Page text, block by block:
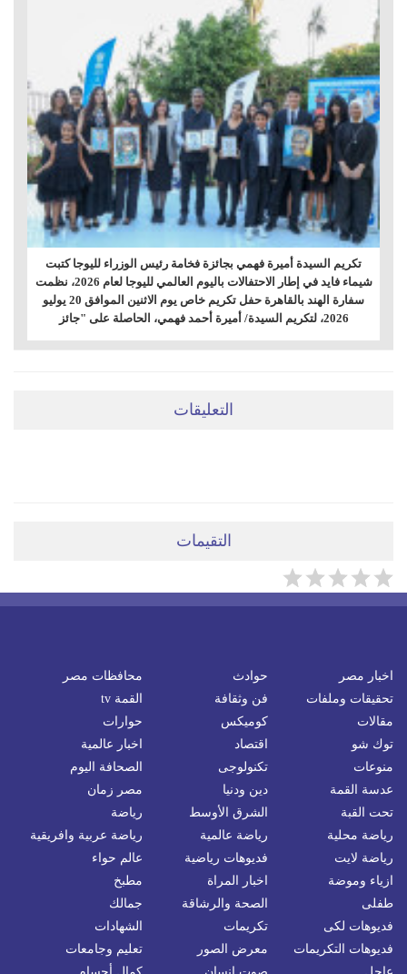
تكريم السيدة أميرة فهمي بجائزة فخامة رئيس الوزراء لليوجا كتبت
شيماء فايد في إطار الاحتفالات باليوم العالمي لليوجا لعام 2026، نظمت
سفارة الهند بالقاهرة حفل تكريم خاص يوم الاثنين الموافق 20 يوليو
2026، لتكريم السيدة/ أميرة أحمد فهمي، الحاصلة على "جائز
التعليقات
التقيمات
اخبار مصر حوادث
محافظات مصر
تحقيقات وملفات
فن وثقافة
القمة tv
مقالات
كوميكس
حوارات
توك شو
اقتصاد
اخبار عالمية
منوعات
تكنولوجى
الصحافة اليوم
عدسة القمة
دين ودنيا
مصر زمان
تحت القبة
الشرق الأوسط
رياضة
رياضة محلية
رياضة عالمية
رياضة عربية وافريقية
رياضة لايت
فديوهات رياضية
عالم حواء
ازياء وموضة
اخبار المراة
مطبخ
طفلى
الصحة والرشاقة
جمالك
فديوهات لكى
تكريمات
الشهادات
فديوهات التكريمات
معرض الصور
تعليم وجامعات